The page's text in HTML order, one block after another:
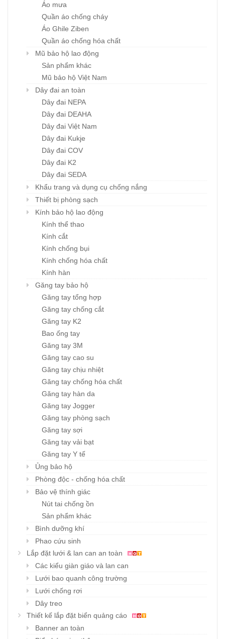
Áo mưa
Quần áo chống cháy
Áo Ghile Ziben
Quần áo chống hóa chất
Mũ bảo hộ lao động
Sản phẩm khác
Mũ bảo hộ Việt Nam
Dây đai an toàn
Dây đai NEPA
Dây đai DEAHA
Dây đai Việt Nam
Dây đai Kukje
Dây đai COV
Dây đai K2
Dây đai SEDA
Khẩu trang và dụng cụ chống nắng
Thiết bị phòng sạch
Kính bảo hộ lao động
Kính thể thao
Kính cắt
Kính chống bụi
Kính chống hóa chất
Kính hàn
Găng tay bảo hộ
Găng tay tổng hợp
Găng tay chống cắt
Găng tay K2
Bao ống tay
Găng tay 3M
Găng tay cao su
Găng tay chịu nhiệt
Găng tay chống hóa chất
Găng tay hàn da
Găng tay Jogger
Găng tay phòng sạch
Găng tay sợi
Găng tay vải bạt
Găng tay Y tế
Ủng bảo hộ
Phòng độc - chống hóa chất
Bảo vệ thính giác
Nút tai chống ồn
Sản phẩm khác
Bình dưỡng khí
Phao cứu sinh
Lắp đặt lưới & lan can an toàn
Các kiểu giàn giáo và lan can
Lưới bao quanh công trường
Lưới chống rơi
Dây treo
Thiết kế lắp đặt biển quảng cáo
Banner an toàn